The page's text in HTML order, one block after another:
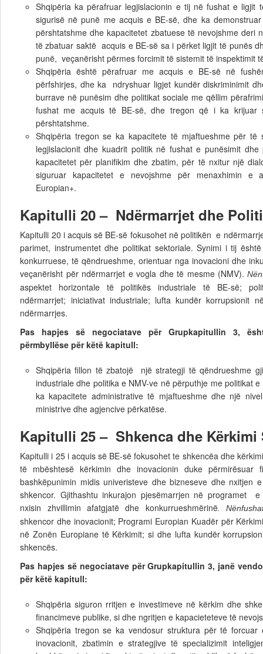
Shqipëria ka përafruar legjislacionin e tij në fushat e ligjit
sigurisë në punë me acquis e BE-së, dhe ka
përshtatshme dhe kapacitetet zbatuese të nevojshme deri
të zbatuar saktë acquis e BE-së sa i përket ligjit të punës
punë, veçanërisht përmes forcimit të sistemit të inspektimit
Shqipëria është përafruar me acquis e BE-së në
përfshirjes, dhe ka ndryshuar ligjet kundër diskriminimit
burrave në punësim dhe politikat sociale me qëllim
fushat me acquis të BE-së, dhe tregon që i ka krijuar
përshtatshme.
Shqipëria tregon se ka kapacitete të mjaftueshme për të
legjislacionit dhe kuadrit politik në fushat e punësimit dhe
kapacitetet për planifikim dhe zbatim, për të nxitur një
siguruar kapacitetet e nevojshme për menaxhimin e
Europian+.
Kapitulli 20 – Ndërmarrjet dhe
Kapitulli 20 i acquis së BE-së fokusohet në politikën e
parimet, instrumentet dhe politikat sektoriale. Synimi i tij
konkurruese, të qëndrueshme, orientuar nga inovacioni dhe
veçanërisht për ndërmarrjet e vogla dhe të mesme (NMV).
aspektet horizontale të politikës industriale të BE-së;
ndërmarrjet; iniciativat industriale; lufta kundër korrupsionit
ndërmarrjes.
Pas hapjes së negociatave për Grupkapitullin 3,
përmbyllëse për këtë kapitull:
Shqipëria fillon të zbatojë një strategji të qëndrueshme
industriale dhe politika e NMV-ve në përputhje me politikat
ka kapacitete administrative të mjaftueshme dhe një
ministrive dhe agjencive përkatëse.
Kapitulli 25 – Shkenca dhe Kërkimi
Kapitulli i 25 i acquis së BE-së fokusohet te shkencëa dhe
të mbështesë kërkimin dhe inovacionin duke përmirësuar
bashkëpunimin midis univeristeve dhe bizneseve dhe nxitjen
shkencor. Gjithashtu inkurajon pjesëmarrjen në programet
nxisin zhvillimin afatgjatë dhe konkurrueshmërinë.
shkencor dhe inovacionit; Programi Europian Kuadër për
në Zonën Europiane të Kërkimit; si dhe lufta kundër
shkencës.
Pas hapjes së negociatave për Grupkapitullin 3, janë
për këtë kapitull:
Shqipëria siguron rritjen e investimeve në kërkim dhe
financimeve publike, si dhe ngritjen e kapacieteteve të
Shqipëria tregon se ka vendosur struktura për të forcuar
inovacionit, zbatimin e strategjive të specializimit